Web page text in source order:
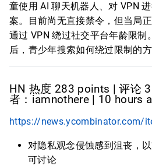
童使用 AI 聊天机器人、对 VPN
案。目前尚无直接禁令，但当局
通过 VPN 绕过社交平台年龄限制
后，青少年搜索如何绕过限制的方
HN 热度 283 points | 评论
者：iamnothere | 10 hours
https://news.ycombinator.com/
对隐私观念侵蚀感到沮丧，
可讨论